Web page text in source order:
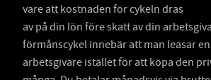
vare att kostnaden för cykeln dras
av på din lön före skatt av din
förmånscykel innebär att man leasar
arbetsgivare istället för att köpa den